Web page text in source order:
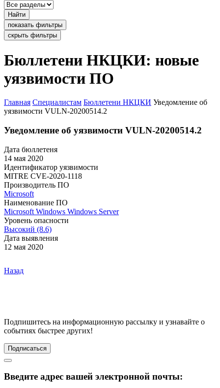
Найти
показать фильтры
скрыть фильтры
Бюллетени НКЦКИ: новые
уязвимости ПО
Главная Специалистам Бюллетени НКЦКИ Уведомление об
уязвимости VULN-20200514.2
Уведомление об уязвимости VULN-20200514.2
Дата бюллетеня
14 мая 2020
Идентификатор уязвимости
MITRE CVE-2020-1118
Производитель ПО
Microsoft
Наименование ПО
Microsoft Windows Windows Server
Уровень опасности
Высокий (8.6)
Дата выявления
12 мая 2020
Назад
Подпишитесь на информационную рассылку и узнавайте о
событиях быстрее других!
Подписаться
Введите адрес вашей электронной почты: